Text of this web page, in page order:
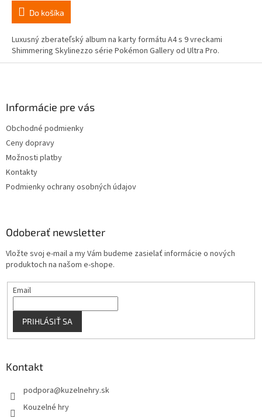
Do košíka
Luxusný zberateľský album na karty formátu A4 s 9 vreckami
Shimmering Skylinezzo série Pokémon Gallery od Ultra Pro.
Informácie pre vás
Obchodné podmienky
Ceny dopravy
Možnosti platby
Kontakty
Podmienky ochrany osobných údajov
Odoberať newsletter
Vložte svoj e-mail a my Vám budeme zasielať informácie o nových
produktoch na našom e-shope.
Email
PRIHLÁSIŤ SA
Kontakt
podpora@kuzelnehry.sk
Kouzelné hry